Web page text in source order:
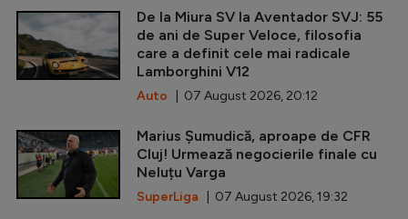
De la Miura SV la Aventador SVJ: 55
de ani de Super Veloce, filosofia
care a definit cele mai radicale
Lamborghini V12
Auto | 07 August 2026, 20:12
Marius Șumudică, aproape de CFR
Cluj! Urmează negocierile finale cu
Neluțu Varga
SuperLiga | 07 August 2026, 19:32